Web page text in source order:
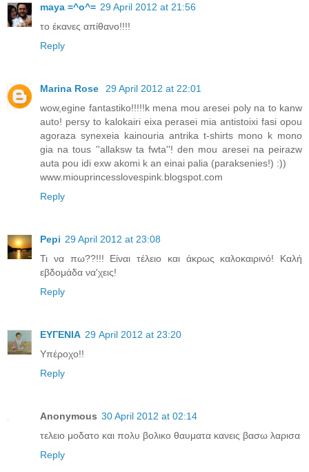
maya =^o^= 29 April 2012 at 21:56
το έκανες απίθανο!!!!
Reply
Marina Rose
29 April 2012 at 22:01
wow,egine fantastiko!!!!!k mena mou aresei poly na to kanw
auto! persy to kalokairi eixa perasei mia antistoixi fasi opou
agoraza synexeia kainouria antrika t-shirts mono k mono
gia na tous ''allaksw ta fwta''! den mou aresei na peirazw
auta pou idi exw akomi k an einai palia (paraksenies!) :))
www.miouprincesslovespink.blogspot.com
Reply
Pepi 29 April 2012 at 23:08
Τι να πω??!!! Είναι τέλειο και άκρως καλοκαιρινό! Καλή
εβδομάδα να'χεις!
Reply
ΕΥΓΕΝΙΑ 29 April 2012 at 23:20
Υπέροχο!!
Reply
Anonymous 30 April 2012 at 02:14
τελειο μοδατο και πολυ βολικο θαυματα κανεις βασω λαρισα
Reply